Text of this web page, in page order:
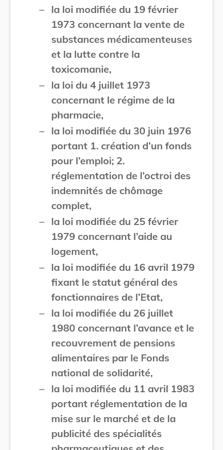
– la loi modifiée du 19 février
1973 concernant la vente de
substances médicamenteuses
et la lutte contre la
toxicomanie,
– la loi du 4 juillet 1973
concernant le régime de la
pharmacie,
– la loi modifiée du 30 juin 1976
portant 1. création d’un fonds
pour l’emploi; 2.
réglementation de l’octroi des
indemnités de chômage
complet,
– la loi modifiée du 25 février
1979 concernant l’aide au
logement,
– la loi modifiée du 16 avril 1979
fixant le statut général des
fonctionnaires de l’Etat,
– la loi modifiée du 26 juillet
1980 concernant l’avance et le
recouvrement de pensions
alimentaires par le Fonds
national de solidarité,
– la loi modifiée du 11 avril 1983
portant réglementation de la
mise sur le marché et de la
publicité des spécialités